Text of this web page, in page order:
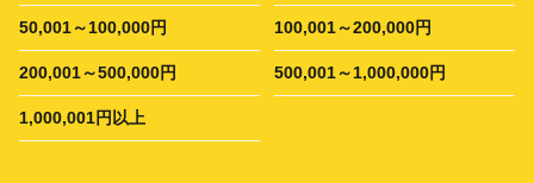
50,001～100,000円 100,001～200,000円
200,001～500,000円 500,001～1,000,000円
1,000,001円以上